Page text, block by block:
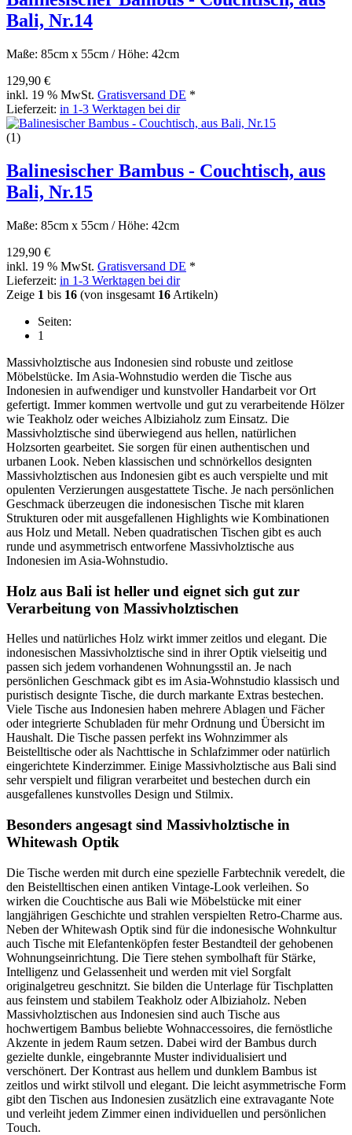
Bali, Nr.14
Maße: 85cm x 55cm / Höhe: 42cm
129,90 €
inkl. 19 % MwSt. Gratisversand DE *
Lieferzeit: in 1-3 Werktagen bei dir
(1)
Balinesischer Bambus - Couchtisch, aus
Bali, Nr.15
Maße: 85cm x 55cm / Höhe: 42cm
129,90 €
inkl. 19 % MwSt. Gratisversand DE *
Lieferzeit: in 1-3 Werktagen bei dir
Zeige 1 bis 16 (von insgesamt 16 Artikeln)
Seiten:
1
Massivholztische aus Indonesien sind robuste und zeitlose
Möbelstücke. Im Asia-Wohnstudio werden die Tische aus
Indonesien in aufwendiger und kunstvoller Handarbeit vor Ort
gefertigt. Immer kommen wertvolle und gut zu verarbeitende Hölzer
wie Teakholz oder weiches Albiziaholz zum Einsatz. Die
Massivholztische sind überwiegend aus hellen, natürlichen
Holzsorten gearbeitet. Sie sorgen für einen authentischen und
urbanen Look. Neben klassischen und schnörkellos designten
Massivholztischen aus Indonesien gibt es auch verspielte und mit
opulenten Verzierungen ausgestattete Tische. Je nach persönlichen
Geschmack überzeugen die indonesischen Tische mit klaren
Strukturen oder mit ausgefallenen Highlights wie Kombinationen
aus Holz und Metall. Neben quadratischen Tischen gibt es auch
runde und asymmetrisch entworfene Massivholztische aus
Indonesien im Asia-Wohnstudio.
Holz aus Bali ist heller und eignet sich gut zur
Verarbeitung von Massivholztischen
Helles und natürliches Holz wirkt immer zeitlos und elegant. Die
indonesischen Massivholztische sind in ihrer Optik vielseitig und
passen sich jedem vorhandenen Wohnungsstil an. Je nach
persönlichen Geschmack gibt es im Asia-Wohnstudio klassisch und
puristisch designte Tische, die durch markante Extras bestechen.
Viele Tische aus Indonesien haben mehrere Ablagen und Fächer
oder integrierte Schubladen für mehr Ordnung und Übersicht im
Haushalt. Die Tische passen perfekt ins Wohnzimmer als
Beistelltische oder als Nachttische in Schlafzimmer oder natürlich
eingerichtete Kinderzimmer. Einige Massivholztische aus Bali sind
sehr verspielt und filigran verarbeitet und bestechen durch ein
ausgefallenes kunstvolles Design und Stilmix.
Besonders angesagt sind Massivholztische in
Whitewash Optik
Die Tische werden mit durch eine spezielle Farbtechnik veredelt, die
den Beistelltischen einen antiken Vintage-Look verleihen. So
wirken die Couchtische aus Bali wie Möbelstücke mit einer
langjährigen Geschichte und strahlen verspielten Retro-Charme aus.
Neben der Whitewash Optik sind für die indonesische Wohnkultur
auch Tische mit Elefantenköpfen fester Bestandteil der gehobenen
Wohnungseinrichtung. Die Tiere stehen symbolhaft für Stärke,
Intelligenz und Gelassenheit und werden mit viel Sorgfalt
originalgetreu geschnitzt. Sie bilden die Unterlage für Tischplatten
aus feinstem und stabilem Teakholz oder Albiziaholz. Neben
Massivholztischen aus Indonesien sind auch Tische aus
hochwertigem Bambus beliebte Wohnaccessoires, die fernöstliche
Akzente in jedem Raum setzen. Dabei wird der Bambus durch
gezielte dunkle, eingebrannte Muster individualisiert und
verschönert. Der Kontrast aus hellem und dunklem Bambus ist
zeitlos und wirkt stilvoll und elegant. Die leicht asymmetrische Form
gibt den Tischen aus Indonesien zusätzlich eine extravagante Note
und verleiht jedem Zimmer einen individuellen und persönlichen
Touch.